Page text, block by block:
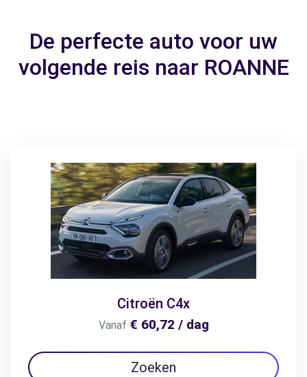
De perfecte auto voor uw
volgende reis naar ROANNE
Citroën C4x
Vanaf € 60,72 / dag
Zoeken